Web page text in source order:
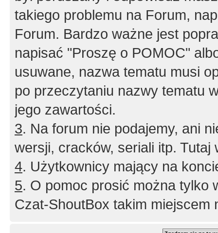
takiego problemu na Forum,
Forum. Bardzo ważne jest
napisać "Proszę o POMOC"
usuwane, nazwa tematu musi
po przeczytaniu nazwy tematu
jego zawartości.
3. Na forum nie podajemy, ani
wersji, cracków, seriali itp. Tutaj
4. Użytkownicy mający na
5. O pomoc prosić można tylko
Czat-ShoutBox takim miejscem